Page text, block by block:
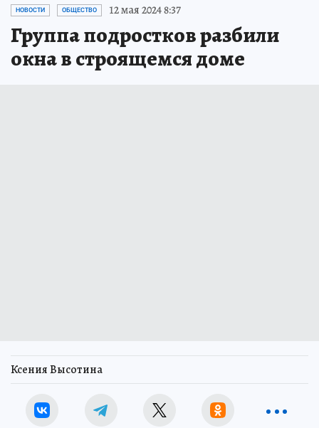
НОВОСТИ ОБЩЕСТВО 12 мая 2024 8:37
Группа подростков разбили
окна в строящемся доме
Ксения Высотина